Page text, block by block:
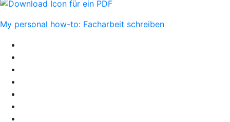
My personal how-to: Facharbeit schreiben